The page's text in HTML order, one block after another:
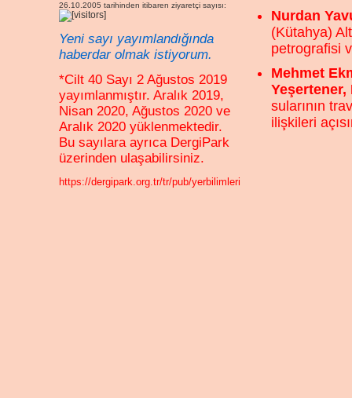
26.10.2005 tarihinden itibaren ziyaretçi sayısı:
Yeni sayı yayımlandığında
haberdar olmak istiyorum.
*Cilt 40 Sayı 2 Ağustos 2019
yayımlanmıştır. Aralık 2019,
Nisan 2020, Ağustos 2020 ve
Aralık 2020 yüklenmektedir.
Bu sayılara ayrıca DergiPark
üzerinden ulaşabilirsiniz.
https://dergipark.org.tr/tr/pub/yerbilimleri
Nurdan
(Kütahya)
petrografisi
Mehmet
sularının
ilişkileri